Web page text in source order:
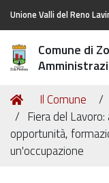
Unione Valli del Reno
Comune di
Tu
sei
qui:
Home
Il Comune
Fiera del Lavoro:
opportunità,
un'occupazione